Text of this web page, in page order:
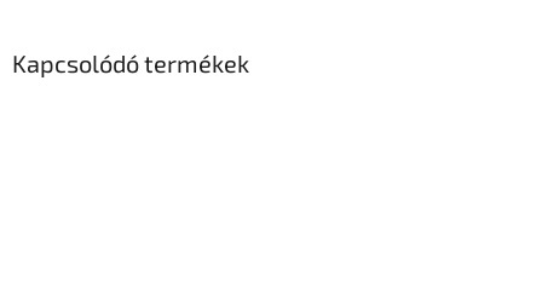
Kapcsolódó termékek